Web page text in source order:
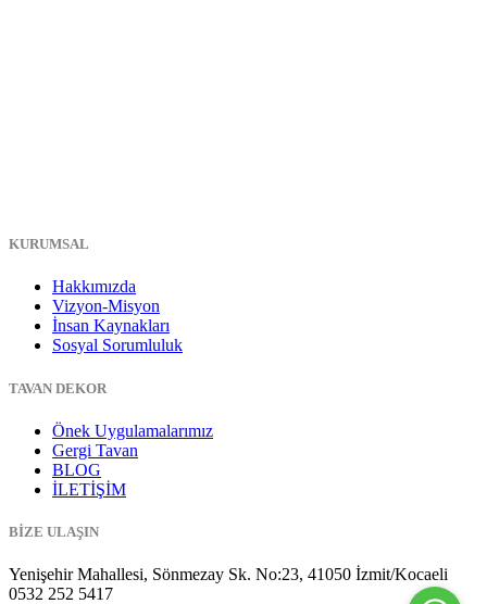
KURUMSAL
Hakkımızda
Vizyon-Misyon
İnsan Kaynakları
Sosyal Sorumluluk
TAVAN DEKOR
Önek Uygulamalarımız
Gergi Tavan
BLOG
İLETİŞİM
BİZE ULAŞIN
Yenişehir Mahallesi, Sönmezay Sk. No:23, 41050 İzmit/Kocaeli
0532 252 5417